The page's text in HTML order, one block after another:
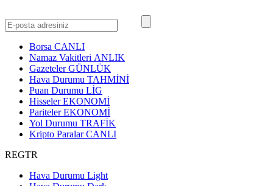
Borsa CANLI
Namaz Vakitleri ANLIK
GazetelerGÜNLÜK
Hava Durumu TAHMİNİ
Puan Durumu LİG
HisselerEKONOMİ
ParitelerEKONOMİ
Yol Durumu TRAFİK
Kripto ParalarCANLI
REGTR
Hava Durumu Light